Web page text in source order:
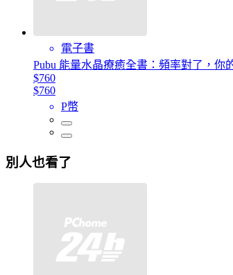
電子書
Pubu 能量水晶療癒全書：頻率對了，你
$760
$760
P幣
別人也看了